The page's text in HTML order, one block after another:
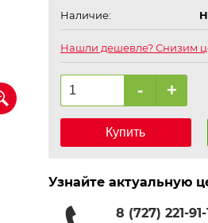
Наличие:
Нашли дешевле? Снизим
- +
Купить
Узнайте актуальную
8 (727) 221-